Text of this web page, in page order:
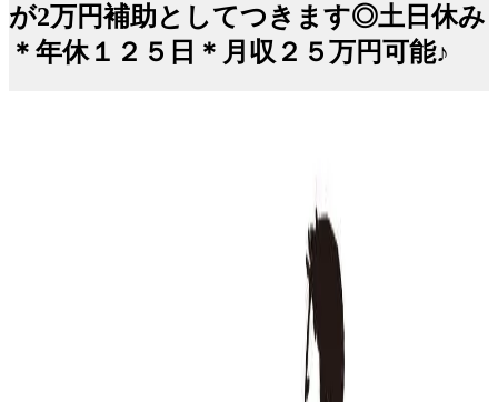
が2万円補助としてつきます◎土日休み
＊年休１２５日＊月収２５万円可能♪